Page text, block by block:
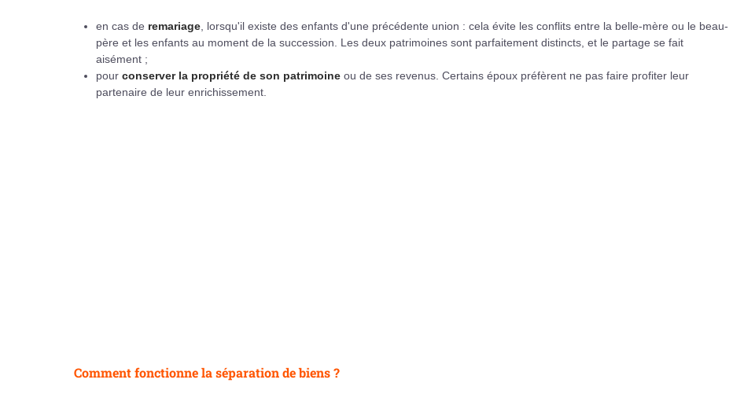
en cas de remariage , lorsqu'il existe des enfants d'une précédente union : cela évite les conflits entre la belle-mère ou le beau-
père et les enfants au moment de la succession. Les deux patrimoines sont parfaitement distincts, et le partage se fait
aisément ;
pour conserver la propriété de son patrimoine ou de ses revenus. Certains époux préfèrent ne pas faire profiter leur
partenaire de leur enrichissement.
Comment fonctionne la séparation de biens ?